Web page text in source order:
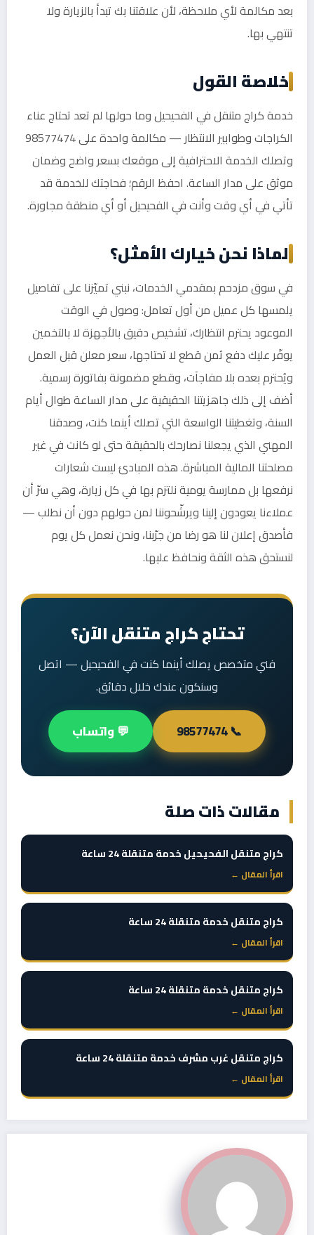
بعد مكالمة لأي ملاحظة، لأن علاقتنا بك تبدأ بالزيارة ولا
تنتهي بها.
خلاصة القول
خدمة كراج متنقل في الفحيحيل وما حولها لم تعد تحتاج عناء
الكراجات وطوابير الانتظار — مكالمة واحدة على 98577474
وتصلك الخدمة الاحترافية إلى موقعك بسعر واضح وضمان
موثق على مدار الساعة. احفظ الرقم؛ فحاجتك للخدمة قد
تأتي في أي وقت وأنت في الفحيحيل أو أي منطقة مجاورة.
لماذا نحن خيارك الأمثل؟
في سوق مزدحم بمقدمي الخدمات، نبني تميّزنا على تفاصيل
يلمسها كل عميل من أول تعامل: وصول في الوقت
الموعود يحترم انتظارك، تشخيص دقيق بالأجهزة لا بالتخمين
يوفّر عليك دفع ثمن قطع لا تحتاجها، سعر معلن قبل العمل
ويُحترم بعده بلا مفاجآت، وقطع مضمونة بفاتورة رسمية.
أضف إلى ذلك جاهزيتنا الحقيقية على مدار الساعة طوال أيام
السنة، وتغطيتنا الواسعة التي تصلك أينما كنت، وصدقنا
المهني الذي يجعلنا نصارحك بالحقيقة حتى لو كانت في غير
مصلحتنا المالية المباشرة. هذه المبادئ ليست شعارات
نرفعها بل ممارسة يومية نلتزم بها في كل زيارة، وهي سرّ أن
عملاءنا يعودون إلينا ويرشّحوننا لمن حولهم دون أن نطلب —
فأصدق إعلان لنا هو رضا من جرّبنا، ونحن نعمل كل يوم
لنستحق هذه الثقة ونحافظ عليها.
تحتاج كراج متنقل الآن؟
فني متخصص يصلك أينما كنت في الفحيحيل — اتصل
وسنكون عندك خلال دقائق.
📞 98577474 💬 واتساب
مقالات ذات صلة
كراج متنقل الفحيحيل خدمة متنقلة 24 ساعة
اقرأ المقال ←
كراج متنقل خدمة متنقلة 24 ساعة
اقرأ المقال ←
كراج متنقل خدمة متنقلة 24 ساعة
اقرأ المقال ←
كراج متنقل غرب مشرف خدمة متنقلة 24 ساعة
اقرأ المقال ←